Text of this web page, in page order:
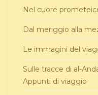
Nel cuore
Dal meriggio alla
Le immagini del
Sulle tracce di al-
Appunti di viaggio